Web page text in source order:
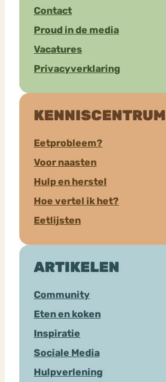
Contact
Proud in de media
Vacatures
Privacyverklaring
KENNISCENTRUM
Eetprobleem?
Voor naasten
Hulp en herstel
Hoe vertel ik het?
Eetlijsten
ARTIKELEN
Community
Eten en koken
Inspiratie
Sociale Media
Hulpverlening